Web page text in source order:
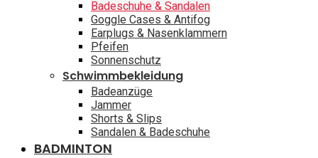
Badeschuhe & Sandalen
Goggle Cases & Antifog
Earplugs & Nasenklammern
Pfeifen
Sonnenschutz
Schwimmbekleidung
Badeanzüge
Jammer
Shorts & Slips
Sandalen & Badeschuhe
BADMINTON